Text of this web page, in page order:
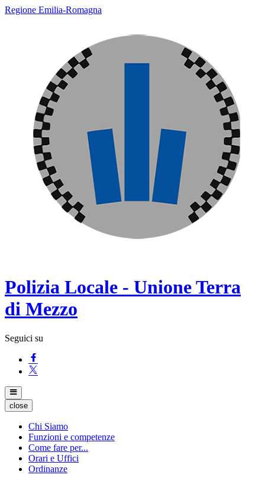
Regione Emilia-Romagna
Polizia Locale - Unione Terra
di Mezzo
Seguici su
close
Chi Siamo
Funzioni e competenze
Come fare per...
Orari e Uffici
Ordinanze